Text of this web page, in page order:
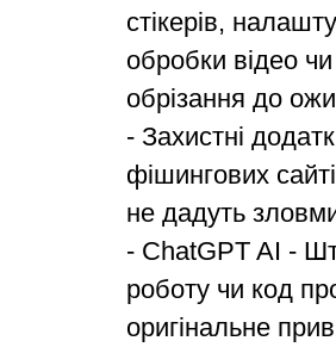
стікерів,
обробки відео
обрізання до
- Захистні
фішингових
не дадуть
- ChatGPT AI -
роботу чи код
оригінальне